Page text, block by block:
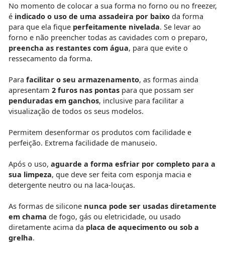
No momento de colocar a sua forma no forno ou no freezer,
é indicado o uso de uma assadeira por baixoda forma
para que ela fique perfeitamente nivelada. Se levar ao
forno e não preencher todas as cavidades com o preparo,
preencha as restantes com água, para que evite o
ressecamento da forma.
Para facilitar o seu armazenamento, as formas ainda
apresentam 2 furos nas pontaspara que possam ser
penduradas em ganchos, inclusive para facilitar a
visualização de todos os seus modelos.
Permitem desenformar os produtos com facilidade e
perfeição. Extrema facilidade de manuseio.
Após o uso, aguarde a forma esfriar por completo para a
sua limpeza, que deve ser feita com esponja macia e
detergente neutro ou na laca-louças.
As formas de silicone nunca pode ser usadas diretamente
em chama de fogo, gás ou eletricidade, ou usado
diretamente acima da placa de aquecimento ou sob a
grelha.